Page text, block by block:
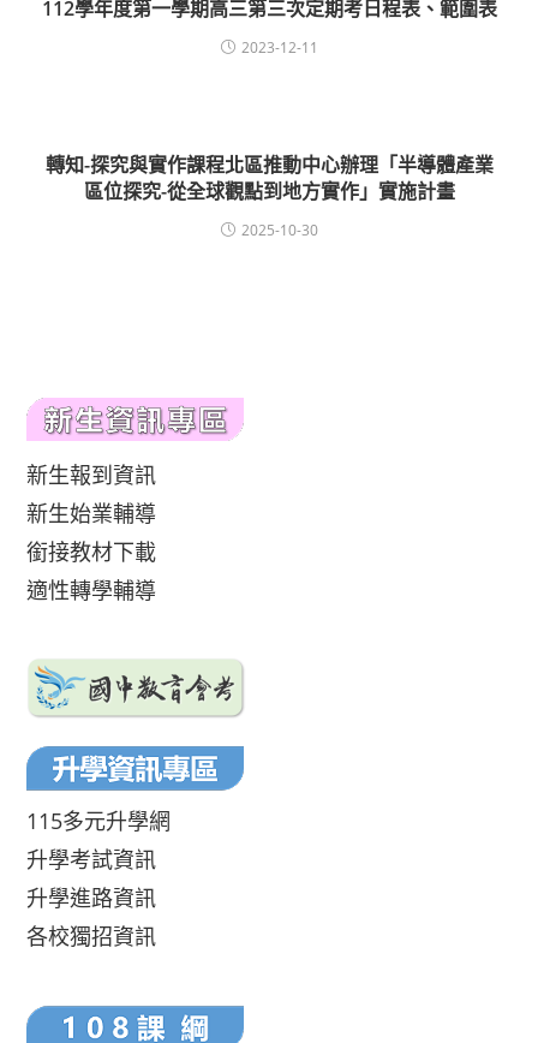
112學年度第一學期高三第三次定期考日程表、範圍表
2023-12-11
轉知-探究與實作課程北區推動中心辦理「半導體產業
區位探究-從全球觀點到地方實作」實施計畫
2025-10-30
新生報到資訊
新生始業輔導
銜接教材下載
適性轉學輔導
115多元升學網
升學考試資訊
升學進路資訊
各校獨招資訊